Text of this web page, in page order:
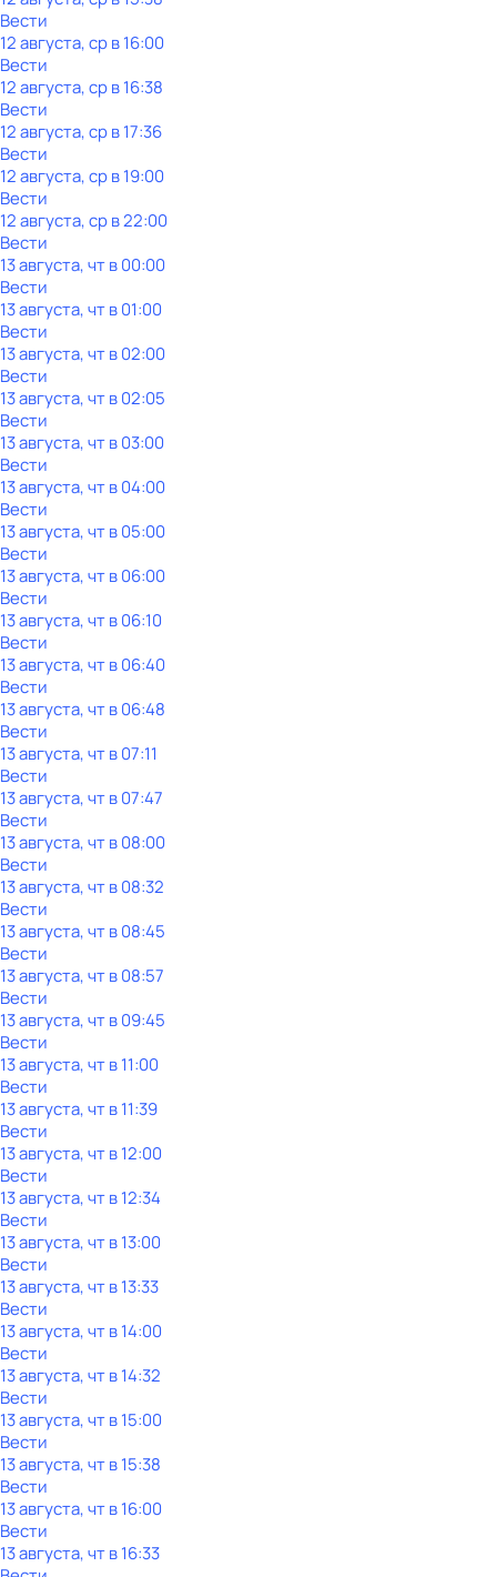
Вести
12 августа, ср в 16:00
Вести
12 августа, ср в 16:38
Вести
12 августа, ср в 17:36
Вести
12 августа, ср в 19:00
Вести
12 августа, ср в 22:00
Вести
13 августа, чт в 00:00
Вести
13 августа, чт в 01:00
Вести
13 августа, чт в 02:00
Вести
13 августа, чт в 02:05
Вести
13 августа, чт в 03:00
Вести
13 августа, чт в 04:00
Вести
13 августа, чт в 05:00
Вести
13 августа, чт в 06:00
Вести
13 августа, чт в 06:10
Вести
13 августа, чт в 06:40
Вести
13 августа, чт в 06:48
Вести
13 августа, чт в 07:11
Вести
13 августа, чт в 07:47
Вести
13 августа, чт в 08:00
Вести
13 августа, чт в 08:32
Вести
13 августа, чт в 08:45
Вести
13 августа, чт в 08:57
Вести
13 августа, чт в 09:45
Вести
13 августа, чт в 11:00
Вести
13 августа, чт в 11:39
Вести
13 августа, чт в 12:00
Вести
13 августа, чт в 12:34
Вести
13 августа, чт в 13:00
Вести
13 августа, чт в 13:33
Вести
13 августа, чт в 14:00
Вести
13 августа, чт в 14:32
Вести
13 августа, чт в 15:00
Вести
13 августа, чт в 15:38
Вести
13 августа, чт в 16:00
Вести
13 августа, чт в 16:33